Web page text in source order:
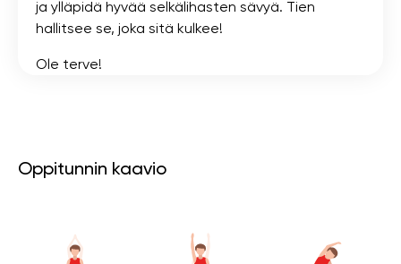
ja ylläpidä hyvää selkälihasten sävyä. Tien
hallitsee se, joka sitä kulkee!
Ole terve!
Oppitunnin kaavio